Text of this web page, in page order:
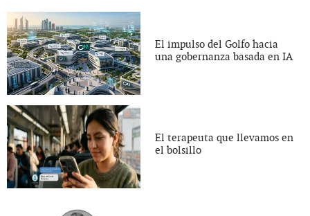
El impulso del Golfo hacia
una gobernanza basada en IA
El terapeuta que llevamos en
el bolsillo